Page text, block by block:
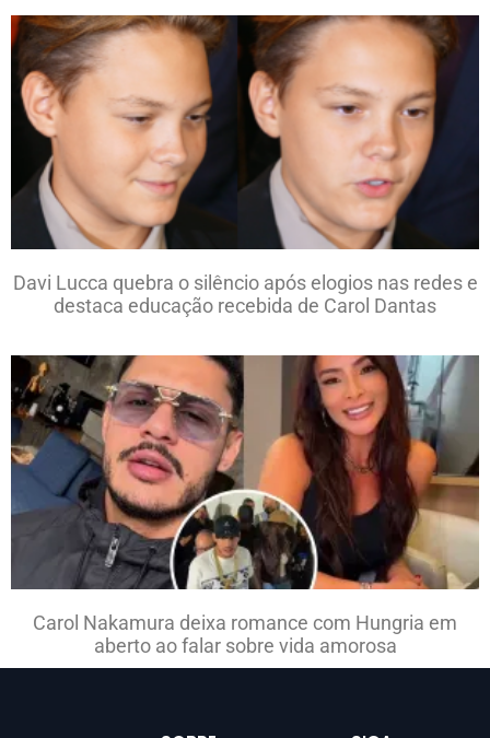
Davi Lucca quebra o silêncio após elogios nas redes e
destaca educação recebida de Carol Dantas
Carol Nakamura deixa romance com Hungria em
aberto ao falar sobre vida amorosa